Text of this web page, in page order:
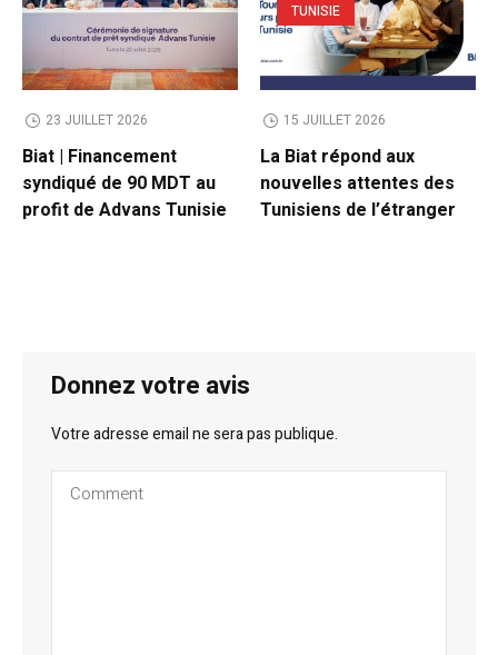
23 JUILLET 2026
Biat | Financement
syndiqué de 90 MDT au
profit de Advans Tunisie
TUNISIE
15 JUILLET 2026
La Biat répond aux
nouvelles attentes des
Tunisiens de l’étranger
Donnez votre avis
Votre adresse email ne sera pas publique.